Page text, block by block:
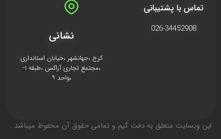
تماس با پشتیبانی
026-34452908 نشانی
کرج ،جهانشهر ،خیابان استانداری
،مجتمع تجاری آراکس ،طبقه ۱-
،واحد ۹
اين وبسايت متعلق به دفت گیم و تمامی حقوق آن محفوظ ميباشد .